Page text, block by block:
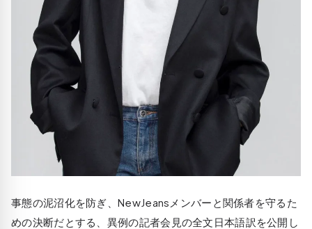
事態の泥沼化を防ぎ、NewJeansメンバーと関係者を守るた
めの決断だとする、異例の記者会見の全文日本語訳を公開し